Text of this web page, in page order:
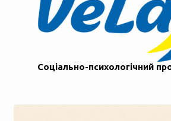
Соціально-психологічний